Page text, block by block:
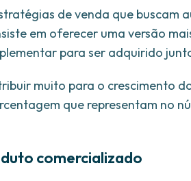
de venda que buscam
em oferecer uma versão
para ser adquirido
muito para o crescimento
que representam no
comercializado